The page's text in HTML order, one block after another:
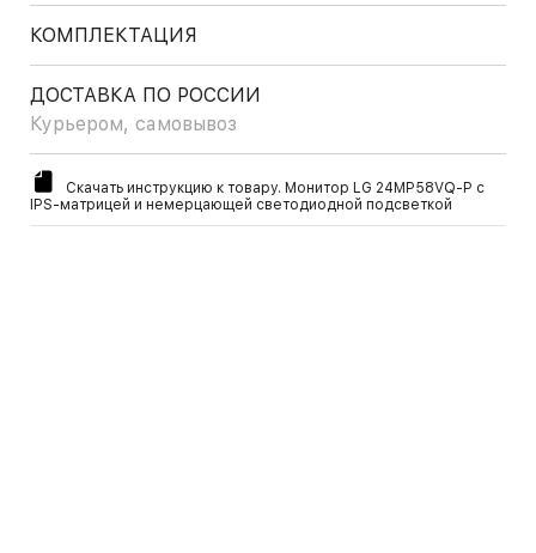
КОМПЛЕКТАЦИЯ
ДОСТАВКА ПО РОССИИ
Курьером, самовывоз
Скачать инструкцию к товару. Монитор LG 24MP58VQ-P с
IPS-матрицей и немерцающей светодиодной подсветкой